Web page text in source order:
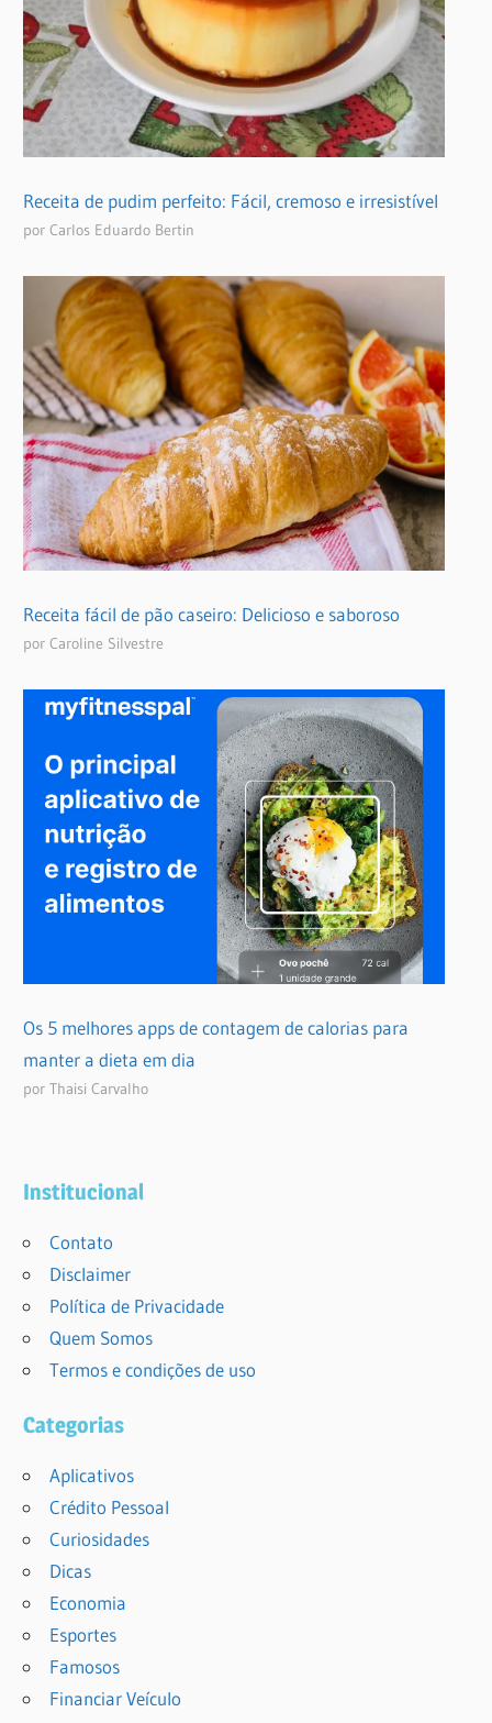
Receita de pudim perfeito: Fácil, cremoso e irresistível
por Carlos Eduardo Bertin
Receita fácil de pão caseiro: Delicioso e saboroso
por Caroline Silvestre
Os 5 melhores apps de contagem de calorias para
manter a dieta em dia
por Thaisi Carvalho
Institucional
Contato
Disclaimer
Política de Privacidade
Quem Somos
Termos e condições de uso
Categorias
Aplicativos
Crédito Pessoal
Curiosidades
Dicas
Economia
Esportes
Famosos
Financiar Veículo